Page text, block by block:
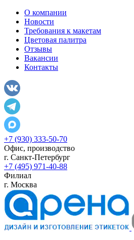
О компании
Новости
Требования к макетам
Цветовая палитра
Отзывы
Вакансии
Контакты
+7 (930) 333-50-70
Офис, производство
г. Санкт-Петербург
+7 (495) 971-40-88
Филиал
г. Москва